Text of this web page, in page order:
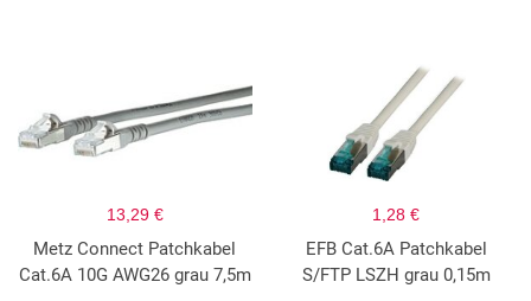
13,29 €
Metz Connect Patchkabel
Cat.6A 10G AWG26 grau 7,5m
1,28 €
EFB Cat.6A Patchkabel
S/FTP LSZH grau 0,15m